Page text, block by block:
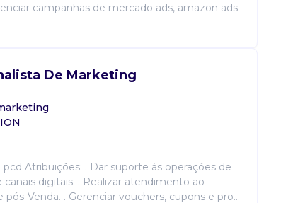
campanhas de mercado ads, amazon ads
De Marketing
pcd Atribuições: . Dar suporte às operações de
digitais. . Realizar atendimento ao
pós-Venda. . Gerenciar vouchers, cupons e pro...